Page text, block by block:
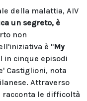
della malattia, AIV
un segreto, è
non
è "My
in cinque episodi
Castiglioni, nota
Attraverso
le difficoltà